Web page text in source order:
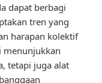
dapat berbagi
tren yang
harapan kolektif
menunjukkan
tetapi juga alat